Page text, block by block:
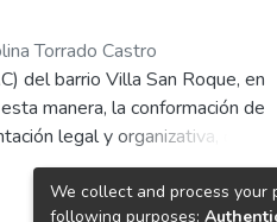
Torrado Castro
del barrio Villa San Roque, en
manera, la conformación de
legal y organizativa, que le
obras y proyectos que
We collect and process your
following purposes: